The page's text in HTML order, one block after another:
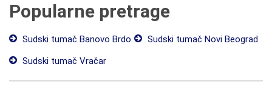
Popularne pretrage
Sudski tumač Banovo Brdo
Sudski tumač Novi Beograd
Sudski tumač Vračar